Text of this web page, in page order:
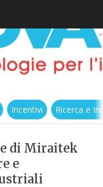
Incentivi Ricerca e
di Miraitek
e